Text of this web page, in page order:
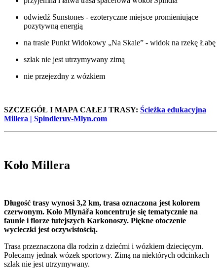
odwiedź Sunstones - ezoteryczne miejsce promieniujące
pozytywną energią
na trasie Punkt Widokowy „Na Skale” - widok na rzekę Łabę
szlak nie jest utrzymywany zimą
nie przejezdny z wózkiem
SZCZEGÓŁ I MAPA CAŁEJ TRASY: Ścieżka edukacyjna
Millera | Spindleruv-Mlyn.com
Koło Millera
Długość trasy wynosi 3,2 km, trasa oznaczona jest kolorem
czerwonym. Koło Mlynářa koncentruje się tematycznie na
faunie i florze tutejszych Karkonoszy. Piękne otoczenie
wycieczki jest oczywistością.
Trasa przeznaczona dla rodzin z dziećmi i wózkiem dziecięcym.
Polecamy jednak wózek sportowy. Zimą na niektórych odcinkach
szlak nie jest utrzymywany.